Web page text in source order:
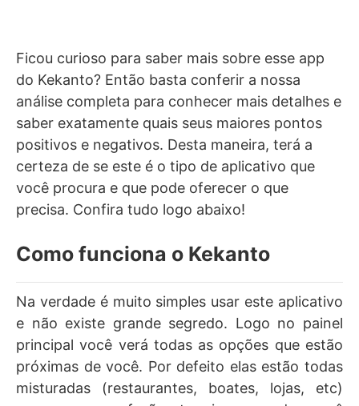
Ficou curioso para saber mais sobre esse app
do Kekanto? Então basta conferir a nossa
análise completa para conhecer mais detalhes e
saber exatamente quais seus maiores pontos
positivos e negativos. Desta maneira, terá a
certeza de se este é o tipo de aplicativo que
você procura e que pode oferecer o que
precisa. Confira tudo logo abaixo!
Como funciona o Kekanto
Na verdade é muito simples usar este aplicativo
e não existe grande segredo. Logo no painel
principal você verá todas as opções que estão
próximas de você. Por defeito elas estão todas
misturadas (restaurantes, boates, lojas, etc)